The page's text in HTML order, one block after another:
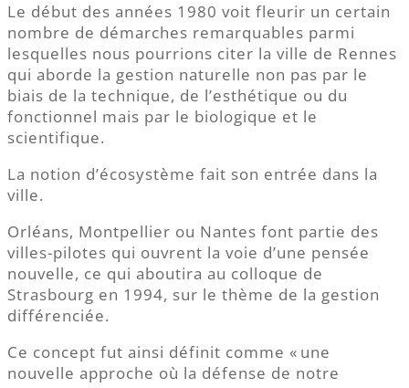
Le début des années 1980 voit fleurir un certain
nombre de démarches remarquables parmi
lesquelles nous pourrions citer la ville de Rennes
qui aborde la gestion naturelle non pas par le
biais de la technique, de l’esthétique ou du
fonctionnel mais par le biologique et le
scientifique.
La notion d’écosystème fait son entrée dans la
ville.
Orléans, Montpellier ou Nantes font partie des
villes-pilotes qui ouvrent la voie d’une pensée
nouvelle, ce qui aboutira au colloque de
Strasbourg en 1994, sur le thème de la gestion
différenciée.
Ce concept fut ainsi définit comme « une
nouvelle approche où la défense de notre